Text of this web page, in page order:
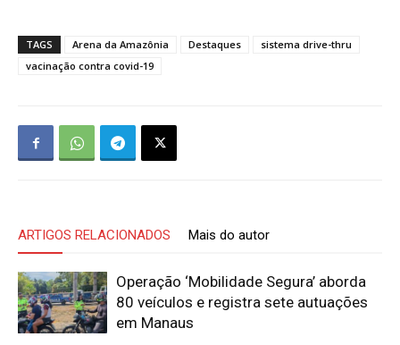
TAGS Arena da Amazônia Destaques
sistema drive-thru
vacinação contra covid-19
ARTIGOS RELACIONADOS Mais do autor
Operação ‘Mobilidade Segura’ aborda
80 veículos e registra sete autuações
em Manaus